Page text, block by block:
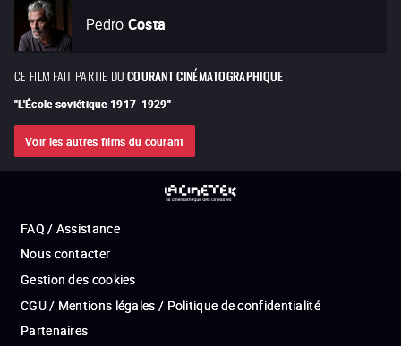
Pedro Costa
CE FILM FAIT PARTIE DUCOURANT CINÉMATOGRAPHIQUE
"L'École soviétique 1917-1929"
Voir les autres films du courant
FAQ / Assistance
Nous contacter
Gestion des cookies
CGU / Mentions légales / Politique de confidentialité
Partenaires